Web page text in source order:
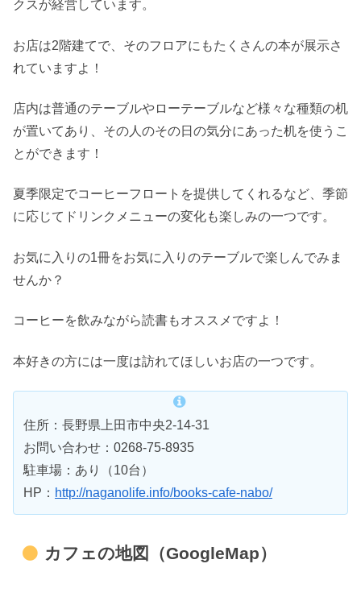
クスが経営しています。
お店は2階建てで、そのフロアにもたくさんの本が展示さ
れていますよ！
店内は普通のテーブルやローテーブルなど様々な種類の机
が置いてあり、その人のその日の気分にあった机を使うこ
とができます！
夏季限定でコーヒーフロートを提供してくれるなど、季節
に応じてドリンクメニューの変化も楽しみの一つです。
お気に入りの1冊をお気に入りのテーブルで楽しんでみま
せんか？
コーヒーを飲みながら読書もオススメですよ！
本好きの方には一度は訪れてほしいお店の一つです。
住所：長野県上田市中央2-14-31
お問い合わせ：0268-75-8935
駐車場：あり（10台）
HP： http://naganolife.info/books-cafe-nabo/
カフェの地図（GoogleMap）